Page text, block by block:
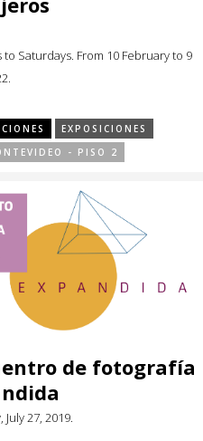
to Saturdays. From 10 February to 9
EXPOSICIONES
- PISO 2
de fotografía
27, 2019.